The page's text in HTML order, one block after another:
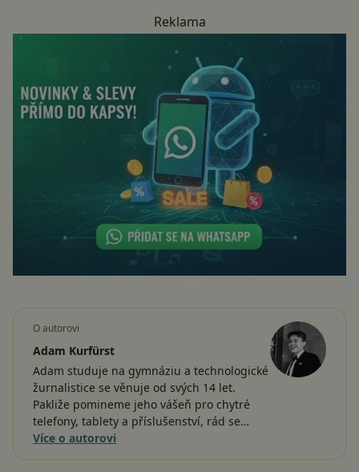
Reklama
O autorovi
Adam Kurfürst
Adam studuje na gymnáziu a technologické
žurnalistice se věnuje od svých 14 let.
Pakliže pomineme jeho vášeň pro chytré
telefony, tablety a příslušenství, rád se…
Více o autorovi